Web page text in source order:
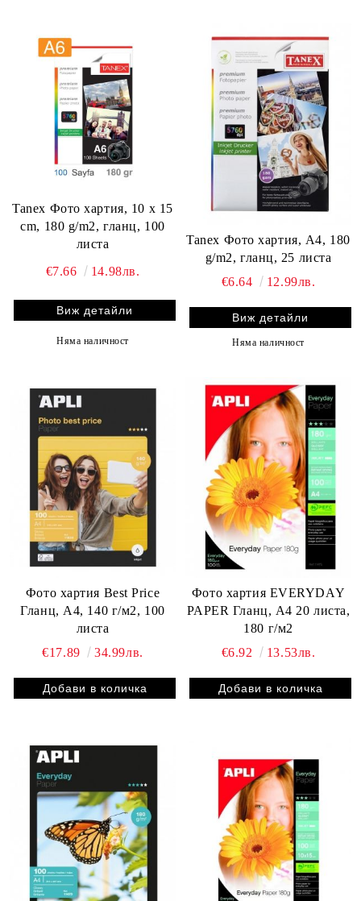
Tanex Фото хартия, 10 x 15
cm, 180 g/m2, гланц, 100
листа
€7.66 14.98лв.
Виж детайли
Няма наличност
Tanex Фото хартия, A4, 180
g/m2, гланц, 25 листа
€6.64
12.99лв.
Виж детайли
Няма наличност
Фото хартия Best Price
Гланц, А4, 140 г/м2, 100
листа
€17.89
34.99лв.
Фото хартия EVERYDAY
PAPER Гланц, А4 20 листа,
180 г/м2
€6.92
13.53лв.